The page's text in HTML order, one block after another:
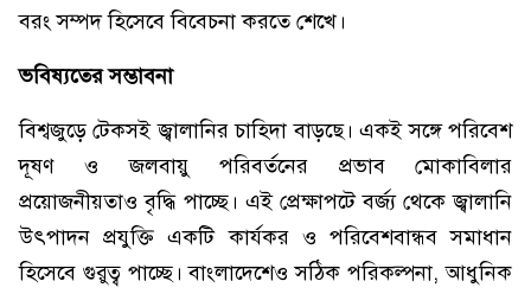
বরং সম্পদ হিসেবে বিবেচনা করতে শেখে।
ভবিষ্যতের সম্ভাবনা
বিশ্বজুড়ে টেকসই জ্বালানির চাহিদা বাড়ছে। একই সঙ্গে পরিবেশ
দূষণ ও জলবায়ু পরিবর্তনের প্রভাব মোকাবিলার
প্রয়োজনীয়তাও বৃদ্ধি পাচ্ছে। এই প্রেক্ষাপটে বর্জ্য থেকে জ্বালানি
উৎপাদন প্রযুক্তি একটি কার্যকর ও পরিবেশবান্ধব সমাধান
হিসেবে গুরুত্ব পাচ্ছে। বাংলাদেশেও সঠিক পরিকল্পনা, আধুনিক